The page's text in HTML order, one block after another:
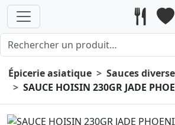
Épicerie asiatique
Sauces
SAUCE HOISIN 230GR JADE